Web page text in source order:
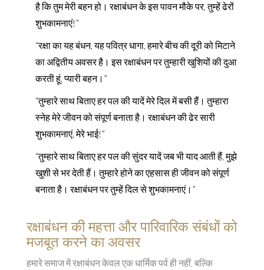
है कि तुम मेरी बहन हो। रक्षाबंधन के इस पावन मौके पर, तुम्हें ढेरों
शुभकामनाएं!”
“रक्षा का यह बंधन, यह पवित्र धागा, हमारे बीच की दूरी को मिटाने
का अद्वितीय अवसर है। इस रक्षाबंधन पर तुम्हारी खुशियों की दुआ
करती हूं, प्यारी बहन।”
“तुम्हारे साथ बिताए हर पल की यादें मेरे दिल में बसी हैं। तुम्हारा
स्नेह मेरे जीवन को संपूर्ण बनाता है। रक्षाबंधन की ढेर सारी
शुभकामनाएं, मेरे भाई!”
“तुम्हारे साथ बिताए हर पल की सुंदर यादें जब भी याद आती हैं, मुझे
खुशी से भर देती हैं। तुम्हारे होने का एहसास ही जीवन को संपूर्ण
बनाता है। रक्षाबंधन पर तुम्हें दिल से शुभकामनाएं।”
रक्षाबंधन की महत्ता और पारिवारिक संबंधों को
मजबूत करने का अवसर
हमारे समाज में रक्षाबंधन केवल एक धार्मिक पर्व ही नहीं, बल्कि